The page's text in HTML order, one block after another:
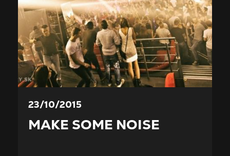
23/10/2015
MAKE SOME NOISE